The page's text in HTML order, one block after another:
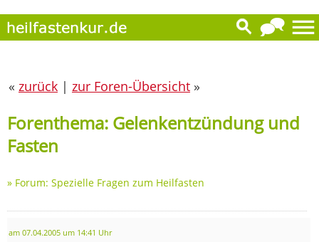
« zurück | zur Foren-Übersicht »
Forenthema: Gelenkentzündung und
Fasten
» Forum: Spezielle Fragen zum Heilfasten
am 07.04.2005 um 14:41 Uhr